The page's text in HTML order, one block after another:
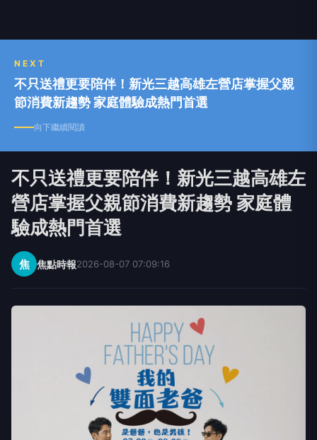
刀」的精神為宗旨，以社會脈動和民意主流為依
NEXT
不只送禮更要陪伴！新光三越高雄左營店掌握父親
節消費新趨勢 家庭體驗成熱門首選
向下繼續閱讀
不只送禮更要陪伴！新光三越高雄左
營店掌握父親節消費新趨勢 家庭體
驗成熱門首選
焦 焦點時報2026-08-07 07:09:16